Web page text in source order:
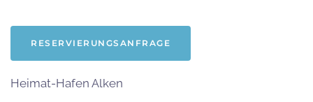
RESERVIERUNGSANFRAGE
Heimat-Hafen Alken